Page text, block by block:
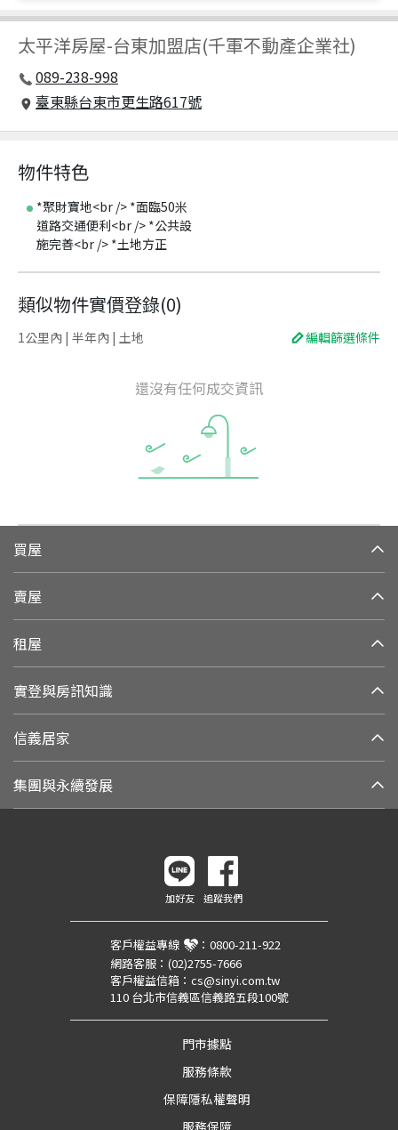
太平洋房屋-台東加盟店(千軍不動產企業社)
089-238-998
臺東縣台東市更生路617號
物件特色
*聚財寶地<br /> *面臨50米
道路交通便利<br /> *公共設
施完善<br /> *土地方正
類似物件實價登錄(0)
1公里內 | 半年內 | 土地 編輯篩選條件
還沒有任何成交資訊
買屋
賣屋
租屋
實登與房訊知識
信義居家
集團與永續發展
加好友 追蹤我們
客戶權益專線 ： 0800-211-922
網路客服： (02)2755-7666
客戶權益信箱： cs@sinyi.com.tw
110 台北市信義區信義路五段100號
門市據點
服務條款
保障隱私權聲明
服務保障